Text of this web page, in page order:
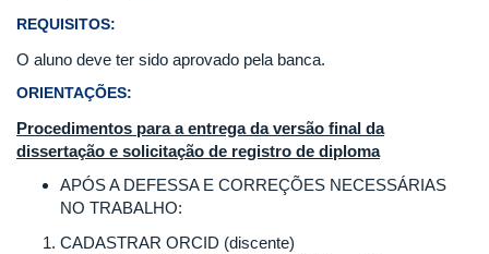
REQUISITOS:
O aluno deve ter sido aprovado pela banca.
ORIENTAÇÕES:
Procedimentos para a entrega da versão final da
dissertação e solicitação de registro de diploma
APÓS A DEFESSA E CORREÇÕES NECESSÁRIAS
NO TRABALHO:
CADASTRAR ORCID (discente)